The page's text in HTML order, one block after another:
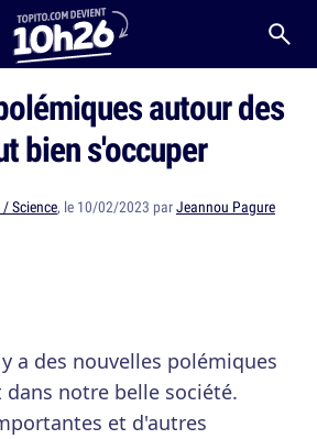
autour des
bien s'occuper
/ Science, le 10/02/2023 parJeannou Pagure
a des nouvelles polémiques
notre belle société.
et d'autres